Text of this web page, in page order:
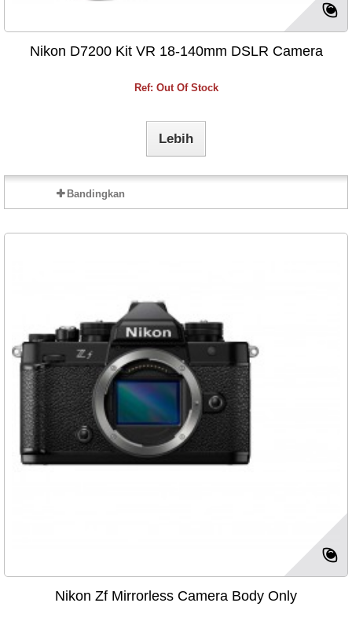
Nikon D7200 Kit VR 18-140mm DSLR Camera
Ref: Out Of Stock
Lebih
Bandingkan
Nikon Zf Mirrorless Camera Body Only